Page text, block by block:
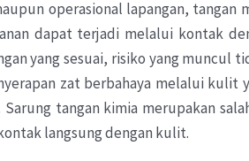
operasional lapangan, tangan
dapat terjadi melalui kontak
yang sesuai, risiko yang
zat berbahaya melalui kulit
tangan kimia merupakan
langsung dengan kulit.